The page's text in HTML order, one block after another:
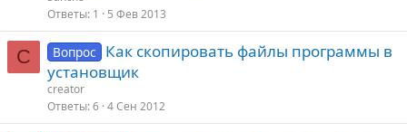
Ответы 1 5 Фев 2013
C Вопрос
Как скопировать файлы программы в
установщик
creator
Ответы 6 4 Сен 2012